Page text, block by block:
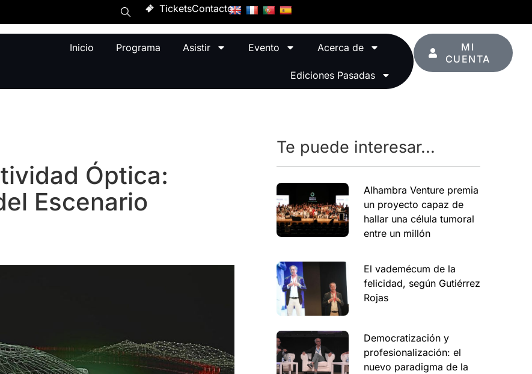
TicketsContacto
Inicio Programa Asistir Evento Acerca de
Ediciones Pasadas
MI
CUENTA
Óptica:
Escenario
Te puede interesar...
Alhambra Venture premia
un proyecto capaz de
hallar una célula tumoral
entre un millón
El vademécum de la
felicidad, según Gutiérrez
Rojas
Democratización y
profesionalización: el
nuevo paradigma de la